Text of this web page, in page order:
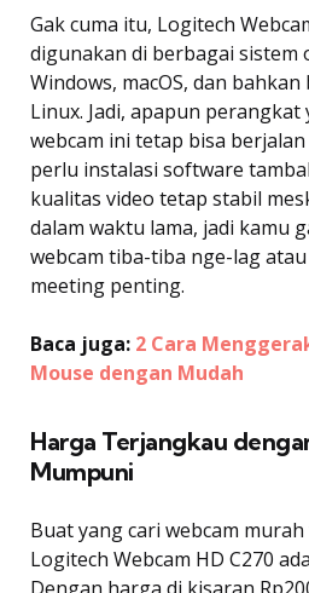
Gak cuma itu, Logitech
digunakan di berbagai sistem
Windows, macOS, dan
Linux. Jadi, apapun
webcam ini tetap bisa
perlu instalasi software
kualitas video tetap stabil
dalam waktu lama, jadi kamu
webcam tiba-tiba nge-lag
meeting penting.
Baca juga: 2 Cara
Mouse dengan Mudah
Harga Terjangkau
Mumpuni
Buat yang cari webcam
Logitech Webcam HD C270